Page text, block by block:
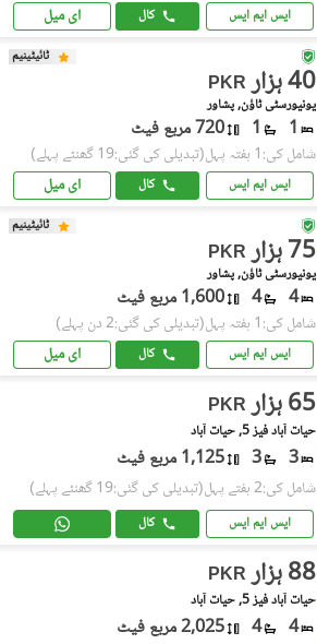
ایس ایم ایس کال ای میل
ٹائیٹینیم
PKR 40 ہزار
یونیورسٹی ٹاؤن, پشاور
1
1 720 مربع فیٹ
شامل کی:1 ہفتہ پہل (تبدیلی کی گئی:19 گھنٹے پہلے)
ایس ایم ایس کال ای میل
ٹائیٹینیم
PKR 75 ہزار
یونیورسٹی ٹاؤن, پشاور
4
4 1,600 مربع فیٹ
شامل کی:1 ہفتہ پہل (تبدیلی کی گئی:2 دن پہلے)
ایس ایم ایس کال ای میل
PKR 65 ہزار
حیات آباد فیز 5, حیات آباد
3
3 1,125 مربع فیٹ
شامل کی:2 ہفتے پہل (تبدیلی کی گئی:19 گھنٹے پہلے)
ایس ایم ایس کال
PKR 88 ہزار
حیات آباد فیز 5, حیات آباد
4
4 2,025 مربع فیٹ